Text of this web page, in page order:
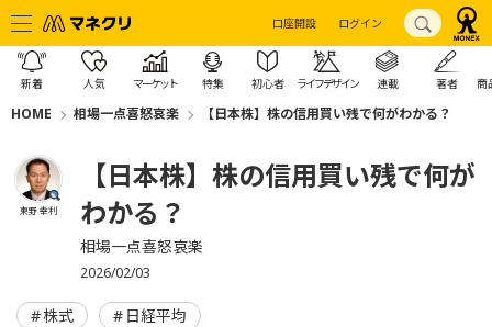
口座開設 ログイン
新着 人気 マーケット 特集 初心者 ライフデザイン 連載 著者 商
HOME 相場一点喜怒哀楽 【日本株】株の信用買い残で何がわかる？
東野 幸利
【日本株】株の信用買い残で何が
わかる？
相場一点喜怒哀楽
2026/02/03
株式 日経平均